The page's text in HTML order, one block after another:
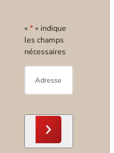
« * » indique
les champs
nécessaires
E-
mail*